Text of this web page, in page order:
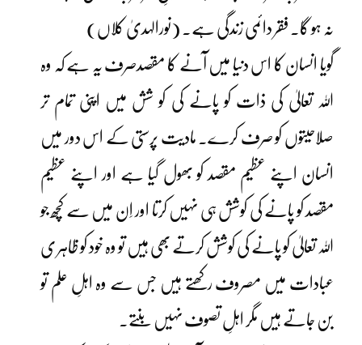
نہ ہو گا۔ فقر دائمی زندگی ہے۔ (نورالہدیٰ کلاں)
گویا انسان کا اس دنیا میں آنے کا مقصدصرف یہ ہے کہ وہ
اللہ تعالیٰ کی ذات کو پانے کی کو شش میں اپنی تمام تر
صلاحیتوں کو صرف کرے۔ مادیت پرستی کے اس دور میں
انسان اپنے عظیم مقصد کو بھول گیا ہے اور اپنے عظیم
مقصد کو پانے کی کوشش ہی نہیں کرتا اور اِن میں سے کچھ جو
اللہ تعالیٰ کو پانے کی کوشش کرتے بھی ہیں تو وہ خود کو ظاہر ی
عبادات میں مصروف رکھتے ہیں جس سے وہ اہلِ علم تو
بن جاتے ہیں مگر اہلِ تصوف نہیں بنتے۔